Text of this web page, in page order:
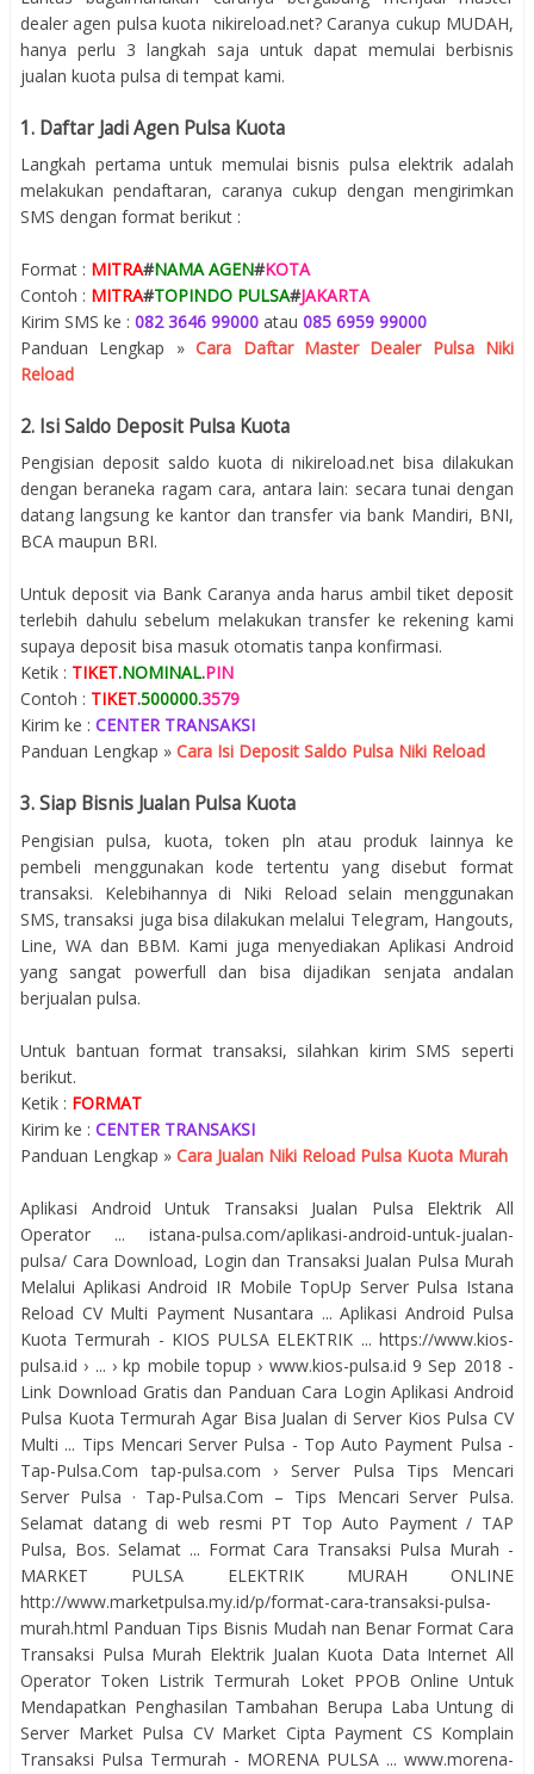
dealer agen pulsa kuota nikireload.net? Caranya cukup MUDAH,
hanya perlu 3 langkah saja untuk dapat memulai berbisnis
jualan kuota pulsa di tempat kami.
1. Daftar Jadi Agen Pulsa Kuota
Langkah pertama untuk memulai bisnis pulsa elektrik adalah
melakukan pendaftaran, caranya cukup dengan mengirimkan
SMS dengan format berikut :
Format : MITRA#NAMA AGEN#KOTA
Contoh : MITRA#TOPINDO PULSA#JAKARTA
Kirim SMS ke : 082 3646 99000 atau 085 6959 99000
Panduan Lengkap »Cara Daftar Master Dealer Pulsa Niki
Reload
2. Isi Saldo Deposit Pulsa Kuota
Pengisian deposit saldo kuota di nikireload.net bisa dilakukan
dengan beraneka ragam cara, antara lain: secara tunai dengan
datang langsung ke kantor dan transfer via bank Mandiri, BNI,
BCA maupun BRI.
Untuk deposit via Bank Caranya anda harus ambil tiket deposit
terlebih dahulu sebelum melakukan transfer ke rekening kami
supaya deposit bisa masuk otomatis tanpa konfirmasi.
Ketik : TIKET.NOMINAL.PIN
Contoh : TIKET.500000.3579
Kirim ke : CENTER TRANSAKSI
Panduan Lengkap » Cara Isi Deposit Saldo Pulsa Niki Reload
3. Siap Bisnis Jualan Pulsa Kuota
Pengisian pulsa, kuota, token pln atau produk lainnya ke
pembeli menggunakan kode tertentu yang disebut format
transaksi. Kelebihannya di Niki Reload selain menggunakan
SMS, transaksi juga bisa dilakukan melalui Telegram, Hangouts,
Line, WA dan BBM. Kami juga menyediakan Aplikasi Android
yang sangat powerfull dan bisa dijadikan senjata andalan
berjualan pulsa.
Untuk bantuan format transaksi, silahkan kirim SMS seperti
berikut.
Ketik : FORMAT
Kirim ke : CENTER TRANSAKSI
Panduan Lengkap » Cara Jualan Niki Reload Pulsa Kuota Murah
Aplikasi Android Untuk Transaksi Jualan Pulsa Elektrik All
Operator ... istana-pulsa.com/aplikasi-android-untuk-jualan-
pulsa/ Cara Download, Login dan Transaksi Jualan Pulsa Murah
Melalui Aplikasi Android IR Mobile TopUp Server Pulsa Istana
Reload CV Multi Payment Nusantara ... Aplikasi Android Pulsa
Kuota Termurah - KIOS PULSA ELEKTRIK ... https://www.kios-
pulsa.id › ... › kp mobile topup › www.kios-pulsa.id 9 Sep 2018 -
Link Download Gratis dan Panduan Cara Login Aplikasi Android
Pulsa Kuota Termurah Agar Bisa Jualan di Server Kios Pulsa CV
Multi ... Tips Mencari Server Pulsa - Top Auto Payment Pulsa -
Tap-Pulsa.Com tap-pulsa.com › Server Pulsa Tips Mencari
Server Pulsa · Tap-Pulsa.Com – Tips Mencari Server Pulsa.
Selamat datang di web resmi PT Top Auto Payment / TAP
Pulsa, Bos. Selamat ... Format Cara Transaksi Pulsa Murah -
MARKET PULSA ELEKTRIK MURAH ONLINE
http://www.marketpulsa.my.id/p/format-cara-transaksi-pulsa-
murah.html Panduan Tips Bisnis Mudah nan Benar Format Cara
Transaksi Pulsa Murah Elektrik Jualan Kuota Data Internet All
Operator Token Listrik Termurah Loket PPOB Online Untuk
Mendapatkan Penghasilan Tambahan Berupa Laba Untung di
Server Market Pulsa CV Market Cipta Payment CS Komplain
Transaksi Pulsa Termurah - MORENA PULSA ... www.morena-